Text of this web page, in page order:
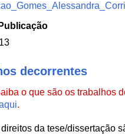
decorrentes
o que são os trabalhos
.
da tese/dissertação